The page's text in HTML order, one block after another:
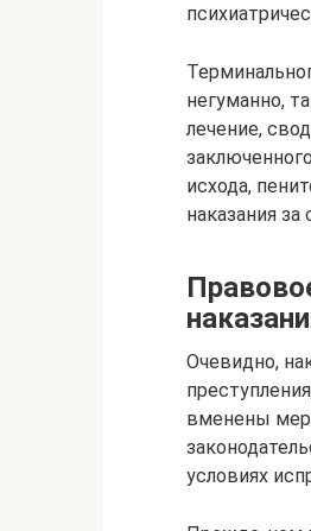
негуманно,
лечение,
исхода,
наказания
Очевидно,
вменены
условиях